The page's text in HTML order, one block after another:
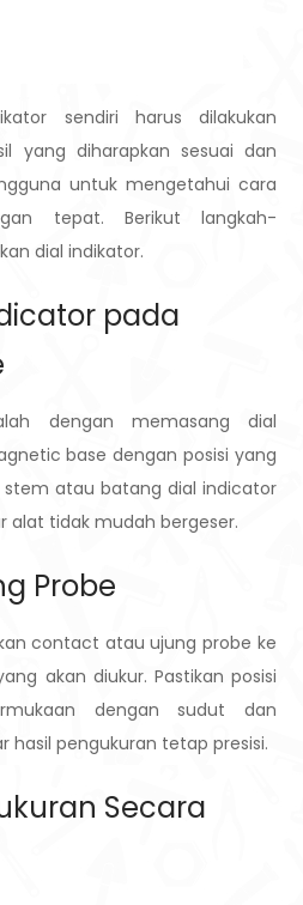
sendiri harus dilakukan
yang diharapkan sesuai dan
untuk mengetahui cara
tepat. Berikut langkah-
dial indikator.
pada
dengan memasang dial
base dengan posisi yang
stem atau batang dial indicator
alat tidak mudah bergeser.
Probe
contact atau ujung probe ke
akan diukur. Pastikan posisi
dengan sudut dan
hasil pengukuran tetap presisi.
Secara